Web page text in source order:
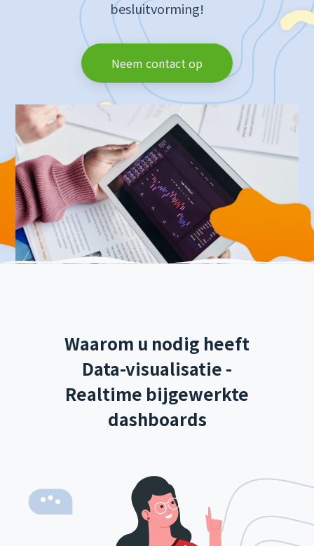
besluitvorming!
Neem contact op
Waarom u nodig heeft
Data-visualisatie -
Realtime bijgewerkte
dashboards